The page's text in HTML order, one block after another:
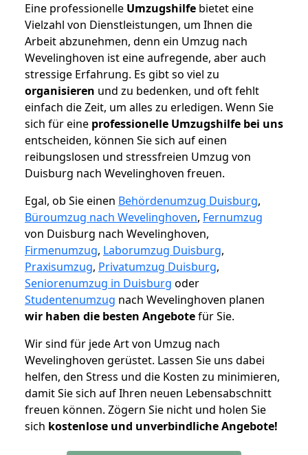
Eine professionelle Umzugshilfe bietet eine
Vielzahl von Dienstleistungen, um Ihnen die
Arbeit abzunehmen, denn ein Umzug nach
Wevelinghoven ist eine aufregende, aber auch
stressige Erfahrung. Es gibt so viel zu
organisieren und zu bedenken, und oft fehlt
einfach die Zeit, um alles zu erledigen. Wenn Sie
sich für eine professionelle Umzugshilfe bei uns
entscheiden, können Sie sich auf einen
reibungslosen und stressfreien Umzug von
Duisburg nach Wevelinghoven freuen.
Egal, ob Sie einen Behördenumzug Duisburg,
Büroumzug nach Wevelinghoven, Fernumzug
von Duisburg nach Wevelinghoven,
Firmenumzug, Laborumzug Duisburg,
Praxisumzug, Privatumzug Duisburg,
Seniorenumzug in Duisburg oder
Studentenumzug nach Wevelinghoven planen
wir haben die besten Angebotefür Sie.
Wir sind für jede Art von Umzug nach
Wevelinghoven gerüstet. Lassen Sie uns dabei
helfen, den Stress und die Kosten zu minimieren,
damit Sie sich auf Ihren neuen Lebensabschnitt
freuen können. Zögern Sie nicht und holen Sie
sich kostenlose und unverbindliche Angebote!